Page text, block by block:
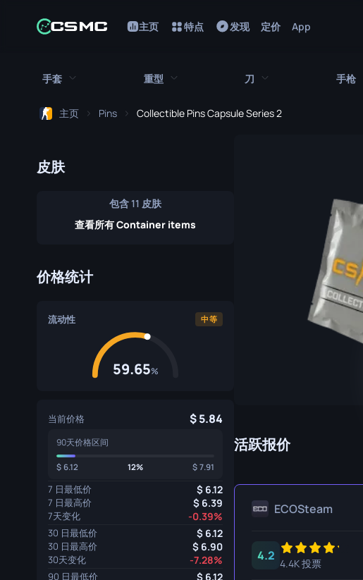
主页 特点 发现 定价 App
手套
九头蛇手套
运动手套
重型 刀
M9 刺刀
影子匕首
手枪
主页 Pins Collectible Pins Capsule Series 2
皮肤
包含 11 皮肤
查看所有 Container items
价格统计
流动性 中等
59.65%
当前价格 5.84
90天价格区间
6.12 12% 7.91
7 日最低价 6.12
7 日最高价 6.39
7天变化 -0.39%
30 日最低价 6.12
30 日最高价 6.90
30天变化 -7.28%
90 日最低价 6.12
活跃报价
ECOSteam
4.2
4.4K 投票